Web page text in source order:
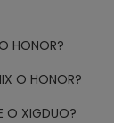
HONOR?
O HONOR?
O XIGDUO?